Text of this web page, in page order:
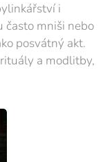
i
často mniši nebo
posvátný akt.
a modlitby,